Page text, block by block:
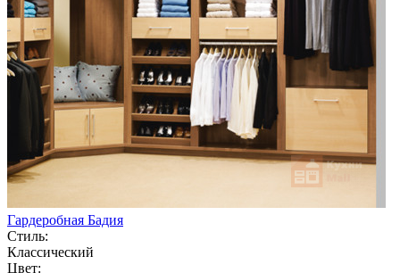
Гардеробная Бадия
Стиль:
Классический
Цвет: